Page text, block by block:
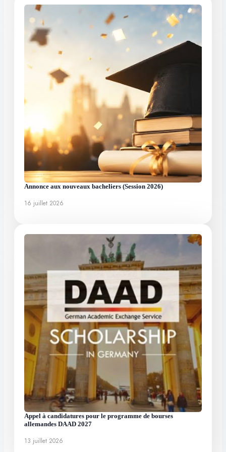
Annonce aux nouveaux bacheliers (Session 2026)
16 juillet 2026
Appel à candidatures pour le programme de bourses
allemandes DAAD 2027
13 juillet 2026